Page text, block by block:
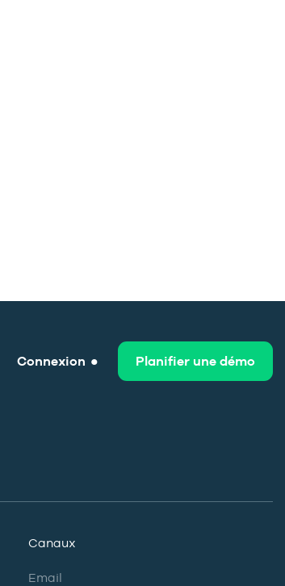
Connexion Planifier une démo
Canaux
Email